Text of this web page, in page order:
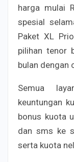
harga mulai
spesial
Paket XL
pilihan tenor
bulan dengan
Semua
keuntungan
bonus kuota
dan sms ke
serta kuota